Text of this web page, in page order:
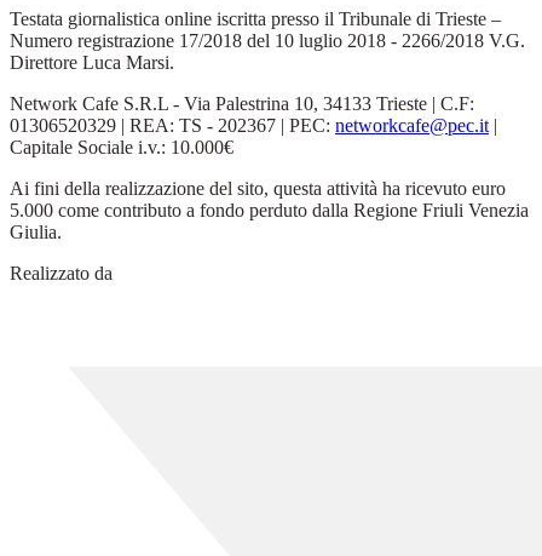
Testata giornalistica online iscritta presso il Tribunale di Trieste –
Numero registrazione 17/2018 del 10 luglio 2018 - 2266/2018 V.G.
Direttore Luca Marsi.
Network Cafe S.R.L - Via Palestrina 10, 34133 Trieste | C.F:
01306520329 | REA: TS - 202367 | PEC: networkcafe@pec.it|
Capitale Sociale i.v.: 10.000€
Ai fini della realizzazione del sito, questa attività ha ricevuto euro
5.000 come contributo a fondo perduto dalla Regione Friuli Venezia
Giulia.
Realizzato da